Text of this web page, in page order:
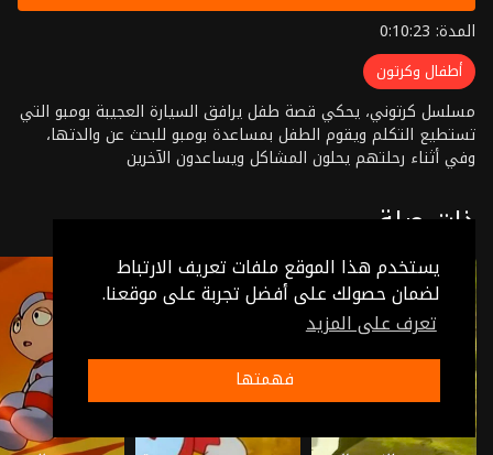
يستخدم هذا الموقع ملفات تعريف الارتباط
لضمان حصولك على أفضل تجربة على موقعنا.
تعرف على المزيد
فهمتها
المدة: 0:10:23
أطفال وكرتون
مسلسل كرتوني، يحكي قصة طفل يرافق السيارة العجيبة بومبو التي
تستطيع التكلم ويقوم الطفل بمساعدة بومبو للبحث عن والدتها،
وفي أثناء رحلتهم يحلون المشاكل ويساعدون الآخرين
ذات صلة